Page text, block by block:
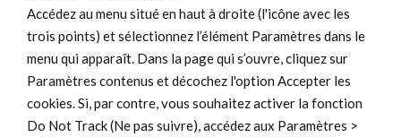
Accédez au menu situé en haut à droite (l'icône avec les
trois points) et sélectionnez l’élément Paramètres dans le
menu qui apparaît. Dans la page qui s’ouvre, cliquez sur
Paramètres contenus et décochez l'option Accepter les
cookies. Si, par contre, vous souhaitez activer la fonction
Do Not Track (Ne pas suivre), accédez aux Paramètres >